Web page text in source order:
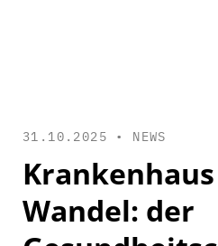
31.10.2025 • NEWS
Wandel: der